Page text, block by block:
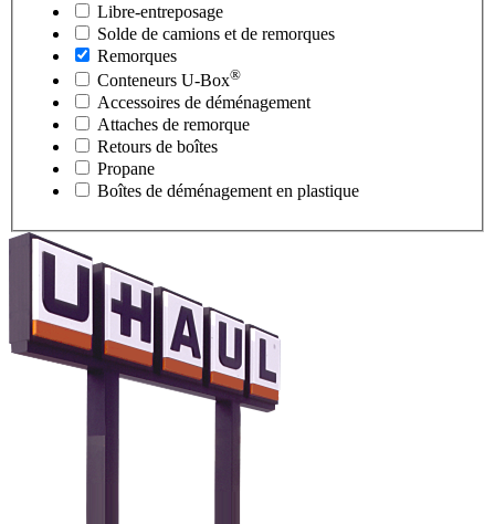
Libre-entreposage
Solde de camions et de remorques
Remorques
Conteneurs U-Box®
Accessoires de déménagement
Attaches de remorque
Retours de boîtes
Propane
Boîtes de déménagement en plastique